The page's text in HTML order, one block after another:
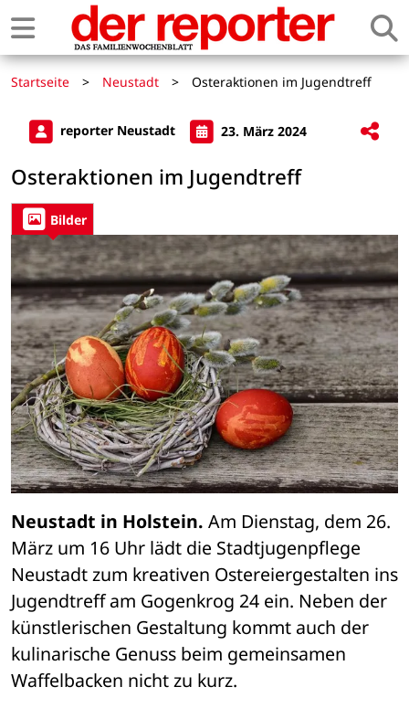
Startseite > Neustadt > Osteraktionen im Jugendtreff
reporter Neustadt 23. März 2024
Osteraktionen im Jugendtreff
Bilder
Neustadt in Holstein. Am Dienstag, dem 26.
März um 16 Uhr lädt die Stadtjugenpflege
Neustadt zum kreativen Ostereiergestalten ins
Jugendtreff am Gogenkrog 24 ein. Neben der
künstlerischen Gestaltung kommt auch der
kulinarische Genuss beim gemeinsamen
Waffelbacken nicht zu kurz.